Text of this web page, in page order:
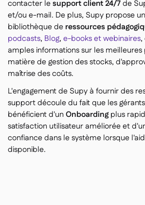
contacter lesupport client 24/7de
et/ou e-mail. De plus, Supy propose
bibliothèque de ressources
podcasts, Blog, e-books et webinaires
amples informations sur les meilleures
matière de gestion des stocks,
maîtrise des coûts.
L'engagement de Supy à fournir des
support découle du fait que les
bénéficient d'un Onboardingplus
satisfaction utilisateur améliorée et
confiance dans le système lorsque
disponible.